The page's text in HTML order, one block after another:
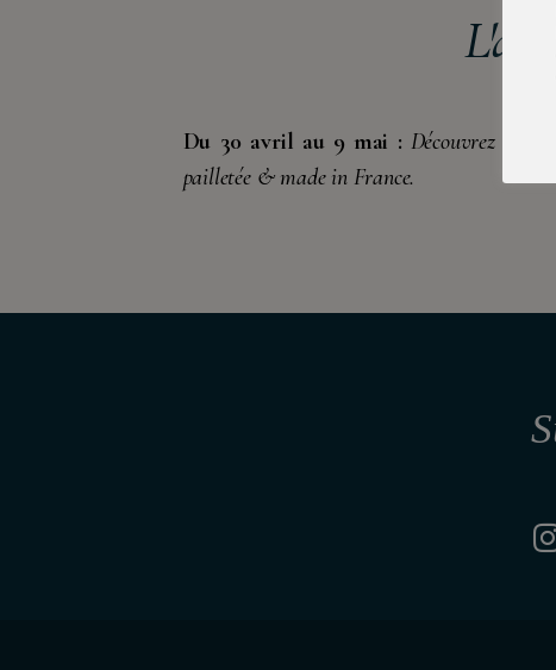
Du 30 avril au 9 mai : Découvrez la
pailletée & made in France.